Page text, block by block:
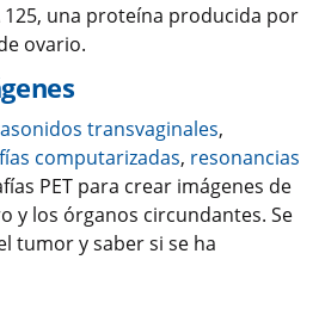
125, una proteína producida por
ovario.
transvaginales,
computarizadas, resonancias
PET para crear imágenes de
y los órganos circundantes. Se
tumor y saber si se ha